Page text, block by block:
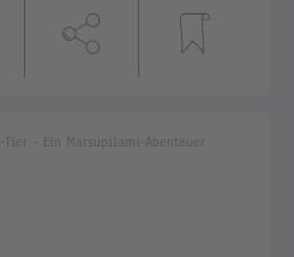
Tier – Ein Marsupilami-Abenteuer